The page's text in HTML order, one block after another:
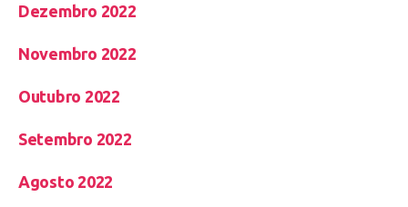
Dezembro 2022
Novembro 2022
Outubro 2022
Setembro 2022
Agosto 2022